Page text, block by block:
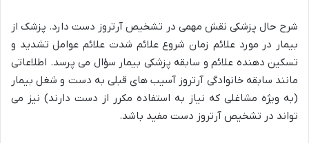
شرح حال پزشکی نقش مهمی در تشخیص آرتروز دست دارد. پزشک از
بیمار در مورد علائم زمان شروع علائم شدت علائم عوامل تشدید و
تسکین دهنده علائم و سابقه پزشکی بیمار سؤال می پرسد. اطلاعاتی
مانند سابقه خانوادگی آرتروز آسیب های قبلی به دست و شغل بیمار
(به ویژه مشاغلی که نیاز به استفاده مکرر از دست دارند) نیز می
تواند در تشخیص آرتروز دست مفید باشد.